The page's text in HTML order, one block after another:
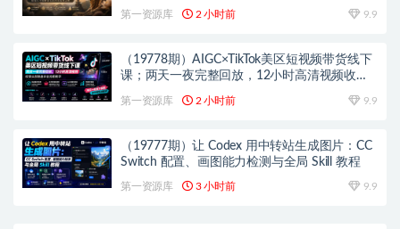
第一资源库 2 小时前 9.9
（19778期）AIGC×TikTok美区短视频带货线下
课；两天一夜完整回放，12小时高清视频收录
第一资源库 2 小时前 9.9
（19777期）让 Codex 用中转站生成图片：CC
Switch 配置、画图能力检测与全局 Skill 教程
第一资源库 3 小时前 9.9